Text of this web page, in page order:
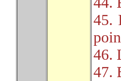
45.
46.
47.